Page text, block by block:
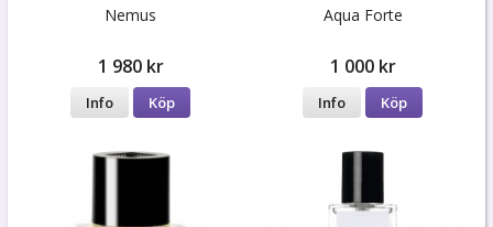
Nemus
1 980 kr
Info Köp
Aqua Forte
1 000 kr
Info Köp